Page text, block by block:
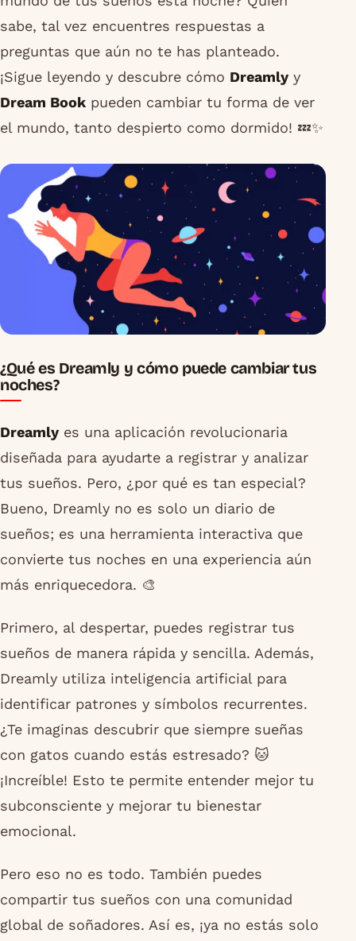
sabe, tal vez encuentres respuestas a
preguntas que aún no te has planteado.
¡Sigue leyendo y descubre cómo Dreamly y
Dream Book pueden cambiar tu forma de ver
el mundo, tanto despierto como dormido! 💤✨
¿Qué es Dreamly y cómo puede cambiar tus
noches?
Dreamly es una aplicación revolucionaria
diseñada para ayudarte a registrar y analizar
tus sueños. Pero, ¿por qué es tan especial?
Bueno, Dreamly no es solo un diario de
sueños; es una herramienta interactiva que
convierte tus noches en una experiencia aún
más enriquecedora. 🎨
Primero, al despertar, puedes registrar tus
sueños de manera rápida y sencilla. Además,
Dreamly utiliza inteligencia artificial para
identificar patrones y símbolos recurrentes.
¿Te imaginas descubrir que siempre sueñas
con gatos cuando estás estresado? 🐱
¡Increíble! Esto te permite entender mejor tu
subconsciente y mejorar tu bienestar
emocional.
Pero eso no es todo. También puedes
compartir tus sueños con una comunidad
global de soñadores. Así es, ¡ya no estás solo